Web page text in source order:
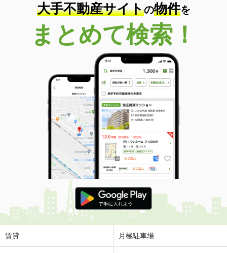
大手不動産サイトの物件を
まとめて検索！
賃貸 月極駐車場